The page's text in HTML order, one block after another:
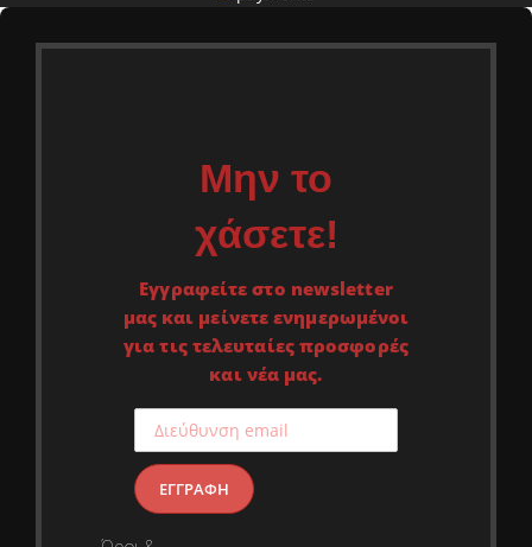
Μην το
χάσετε!
Εγγραφείτε στο newsletter
μας και μείνετε ενημερωμένοι
για τις τελευταίες προσφορές
και νέα μας.